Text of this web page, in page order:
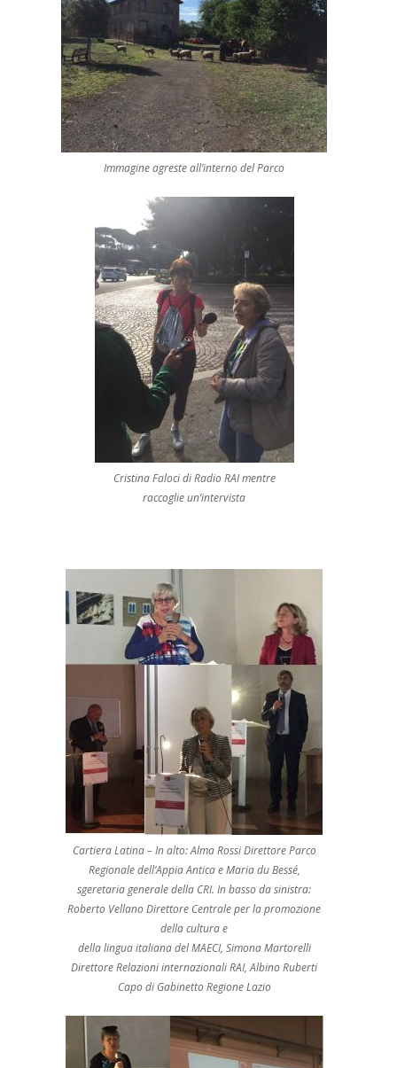
Immagine agreste all’interno del Parco
Cristina Faloci di Radio RAI mentre
raccoglie un’intervista
Cartiera Latina – In alto: Alma Rossi Direttore Parco
Regionale dell’Appia Antica e Maria du Bessé,
sgeretaria generale della CRI. In basso da sinistra:
Roberto Vellano Direttore Centrale per la promozione
della cultura e
della lingua italiana del MAECI, Simona Martorelli
Direttore Relazioni internazionali RAI, Albino Ruberti
Capo di Gabinetto Regione Lazio